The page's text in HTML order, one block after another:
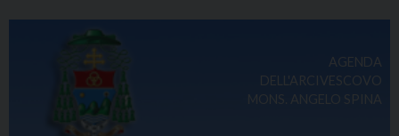
AGENDA
DELL'ARCIVESCOVO
MONS. ANGELO SPINA